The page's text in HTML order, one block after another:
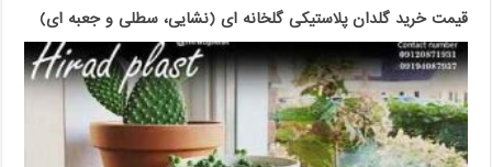
قیمت خرید گلدان پلاستیکی گلخانه ای (نشایی، سطلی و جعبه ای)